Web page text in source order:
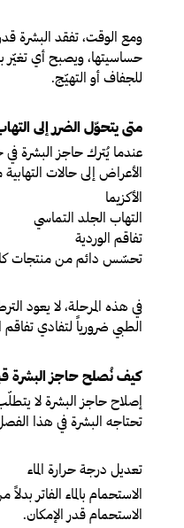
ومع الوقت، تفقد البشرة
حساسيتها، ويصبح أي تغيّر
للجفاف أو التهيّج.
متى يتحوّل الضرر إلى
عندما يُترك حاجز البشرة
الأعراض إلى حالات
الأكزيما
التهاب الجلد التماسي
تفاقم الوردية
تحسّس دائم من منتجات
في هذه المرحلة، لا يعود
الطبي ضرورياً لتفادي تفاقم
كيف نُصلح حاجز البشرة
إصلاح حاجز البشرة لا
تحتاجه البشرة في هذا
تعديل درجة حرارة الماء
الاستحمام بالماء الفاتر
الاستحمام قدر الإمكان.